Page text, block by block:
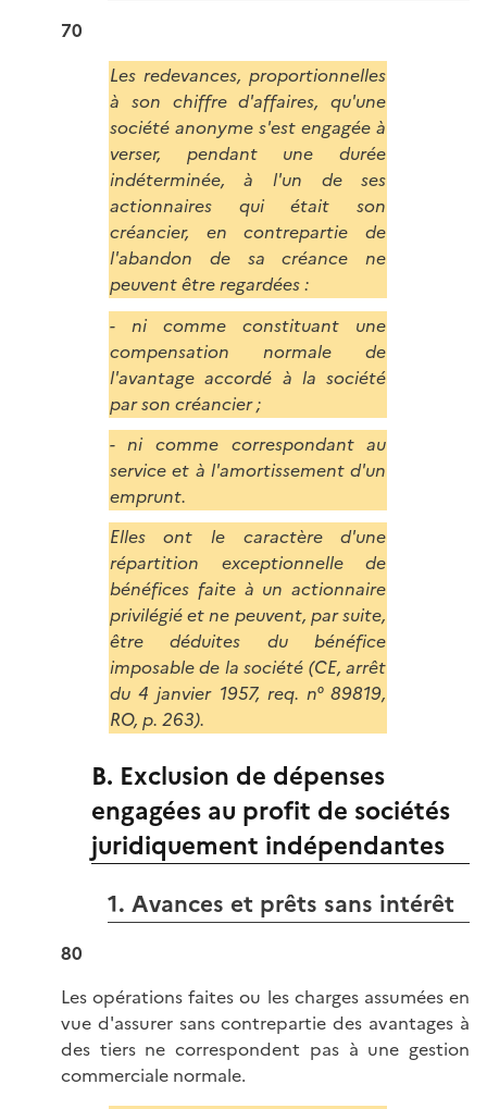
70
Les redevances, proportionnelles
à son chiffre d'affaires, qu'une
société anonyme s'est engagée à
verser, pendant une durée
indéterminée, à l'un de ses
actionnaires qui était son
créancier, en contrepartie de
l'abandon de sa créance ne
peuvent être regardées :
- ni comme constituant une
compensation normale de
l'avantage accordé à la société
par son créancier ;
- ni comme correspondant au
service et à l'amortissement d'un
emprunt.
Elles ont le caractère d'une
répartition exceptionnelle de
bénéfices faite à un actionnaire
privilégié et ne peuvent, par suite,
être déduites du bénéfice
imposable de la société (CE, arrêt
du 4 janvier 1957, req. n° 89819,
RO, p. 263).
B. Exclusion de dépenses
engagées au profit de sociétés
juridiquement indépendantes
1. Avances et prêts sans intérêt
80
Les opérations faites ou les charges assumées en
vue d'assurer sans contrepartie des avantages à
des tiers ne correspondent pas à une gestion
commerciale normale.